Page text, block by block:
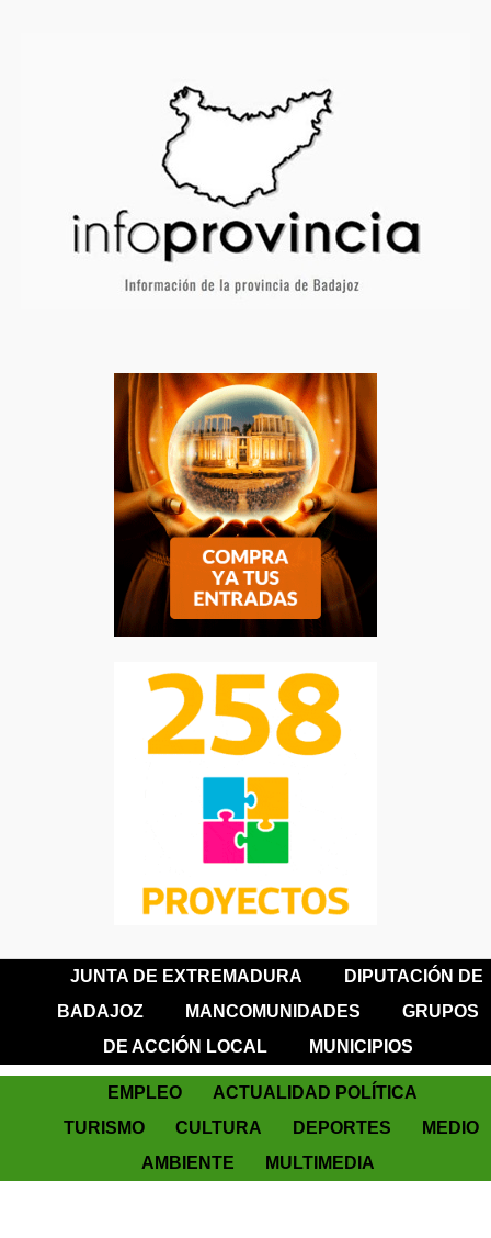
JUNTA DE EXTREMADURA
DIPUTACIÓN DE
BADAJOZ
MANCOMUNIDADES
GRUPOS
DE ACCIÓN LOCAL
MUNICIPIOS
EMPLEO
ACTUALIDAD POLÍTICA
TURISMO
CULTURA DEPORTES
MEDIO
AMBIENTE
MULTIMEDIA